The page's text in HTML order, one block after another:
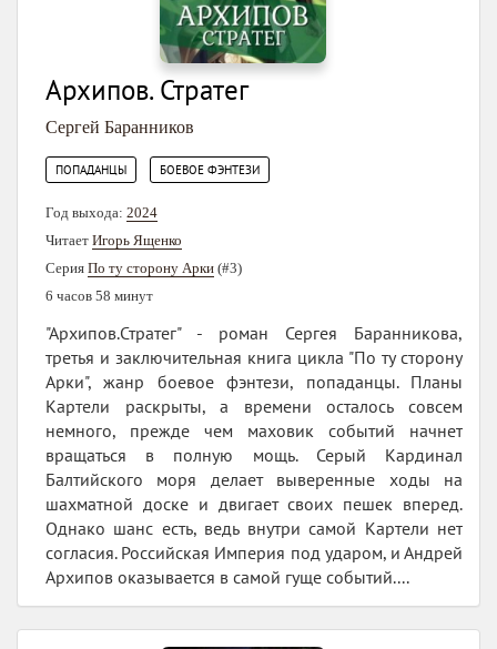
Архипов. Стратег
Сергей Баранников
ПОПАДАНЦЫ БОЕВОЕ ФЭНТЕЗИ
Год выхода: 2024
Читает Игорь Ященко
Серия По ту сторону Арки (#3)
6 часов 58 минут
"Архипов.Стратег" - роман Сергея Баранникова,
третья и заключительная книга цикла "По ту сторону
Арки", жанр боевое фэнтези, попаданцы. Планы
Картели раскрыты, а времени осталось совсем
немного, прежде чем маховик событий начнет
вращаться в полную мощь. Серый Кардинал
Балтийского моря делает выверенные ходы на
шахматной доске и двигает своих пешек вперед.
Однако шанс есть, ведь внутри самой Картели нет
согласия. Российская Империя под ударом, и Андрей
Архипов оказывается в самой гуще событий....